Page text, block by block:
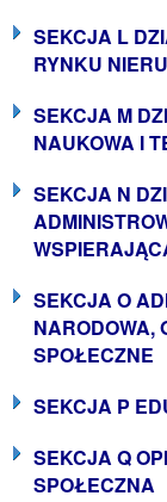
SEKCJA L
RYNKU
SEKCJA M
NAUKOWA I
SEKCJA N
SEKCJA O
NARODOWA,
SPOŁECZNE
SEKCJA P
SEKCJA Q
SPOŁECZNA